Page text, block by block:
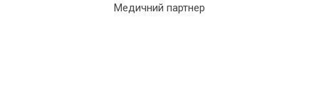
Медичний партнер